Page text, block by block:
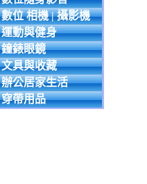
數位 相機 | 攝影機
運動與健身
鐘錶眼鏡
文具與收藏
辦公居家生活
穿帶用品